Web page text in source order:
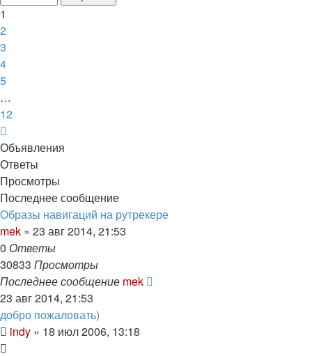
12
1
2
3
4
5
…
12
Объявления
Ответы
Просмотры
Последнее сообщение
Образы навигаций на рутрекере
mek » 23 авг 2014, 21:53
0 Ответы
30833 Просмотры
Последнее сообщение mek
23 авг 2014, 21:53
добро пожаловать)
indy » 18 июл 2006, 13:18